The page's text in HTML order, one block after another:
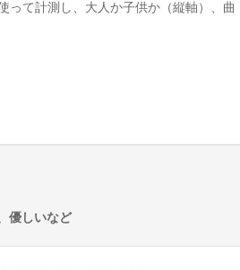
って計測し、大人か子供か（縦軸）、曲
優しいなど